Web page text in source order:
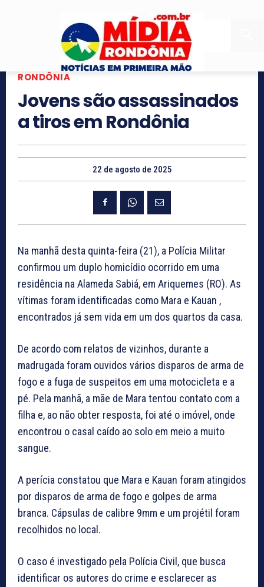
RONDÔNIA
Jovens são assassinados
a tiros em Rondônia
22 de agosto de 2025
Na manhã desta quinta-feira (21), a Polícia Militar
confirmou um duplo homicídio ocorrido em uma
residência na Alameda Sabiá, em Ariquemes (RO). As
vítimas foram identificadas como Mara e Kauan ,
encontrados já sem vida em um dos quartos da casa.
De acordo com relatos de vizinhos, durante a
madrugada foram ouvidos vários disparos de arma de
fogo e a fuga de suspeitos em uma motocicleta e a
pé. Pela manhã, a mãe de Mara tentou contato com a
filha e, ao não obter resposta, foi até o imóvel, onde
encontrou o casal caído ao solo em meio a muito
sangue.
A perícia constatou que Mara e Kauan foram atingidos
por disparos de arma de fogo e golpes de arma
branca. Cápsulas de calibre 9mm e um projétil foram
recolhidos no local.
O caso é investigado pela Polícia Civil, que busca
identificar os autores do crime e esclarecer as